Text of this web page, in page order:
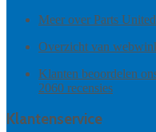
Meer over Parts
Overzicht van
Klanten beoordelen
2060 recensies
Klantenservice